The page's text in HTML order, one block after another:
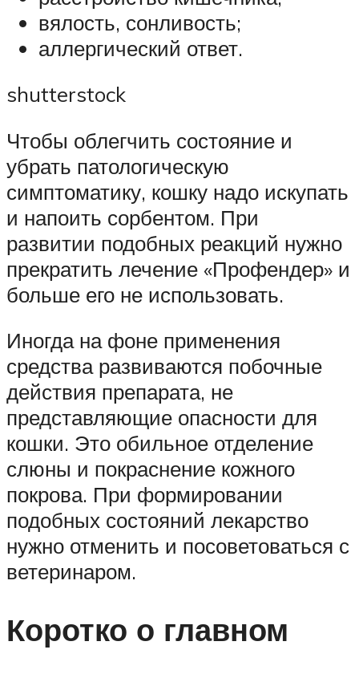
вялость, сонливость;
аллергический ответ.
shutterstock
Чтобы облегчить состояние и
убрать патологическую
симптоматику, кошку надо искупать
и напоить сорбентом. При
развитии подобных реакций нужно
прекратить лечение «Профендер» и
больше его не использовать.
Иногда на фоне применения
средства развиваются побочные
действия препарата, не
представляющие опасности для
кошки. Это обильное отделение
слюны и покраснение кожного
покрова. При формировании
подобных состояний лекарство
нужно отменить и посоветоваться с
ветеринаром.
Коротко о главном